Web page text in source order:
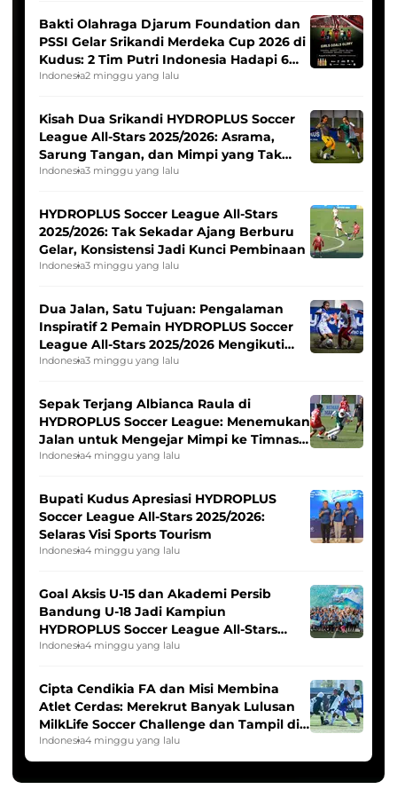
Bakti Olahraga Djarum Foundation dan
PSSI Gelar Srikandi Merdeka Cup 2026 di
Kudus: 2 Tim Putri Indonesia Hadapi 6
Tim Asia
Indonesia2 minggu yang lalu
Kisah Dua Srikandi HYDROPLUS Soccer
League All-Stars 2025/2026: Asrama,
Sarung Tangan, dan Mimpi yang Tak
Pernah Padam
Indonesia3 minggu yang lalu
HYDROPLUS Soccer League All-Stars
2025/2026: Tak Sekadar Ajang Berburu
Gelar, Konsistensi Jadi Kunci Pembinaan
Indonesia3 minggu yang lalu
Dua Jalan, Satu Tujuan: Pengalaman
Inspiratif 2 Pemain HYDROPLUS Soccer
League All-Stars 2025/2026 Mengikuti
Seleksi Timnas Indonesia Putri
Indonesia3 minggu yang lalu
Sepak Terjang Albianca Raula di
HYDROPLUS Soccer League: Menemukan
Jalan untuk Mengejar Mimpi ke Timnas
Indonesia Putri
Indonesia4 minggu yang lalu
Bupati Kudus Apresiasi HYDROPLUS
Soccer League All-Stars 2025/2026:
Selaras Visi Sports Tourism
Indonesia4 minggu yang lalu
Goal Aksis U-15 dan Akademi Persib
Bandung U-18 Jadi Kampiun
HYDROPLUS Soccer League All-Stars
2025/2026
Indonesia4 minggu yang lalu
Cipta Cendikia FA dan Misi Membina
Atlet Cerdas: Merekrut Banyak Lulusan
MilkLife Soccer Challenge dan Tampil di
HYDROPLUS Soccer League
Indonesia4 minggu yang lalu